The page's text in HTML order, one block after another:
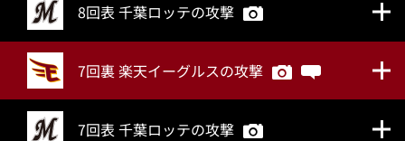
8回表 千葉ロッテの攻撃
7回裏 楽天イーグルスの攻撃
7回表 千葉ロッテの攻撃